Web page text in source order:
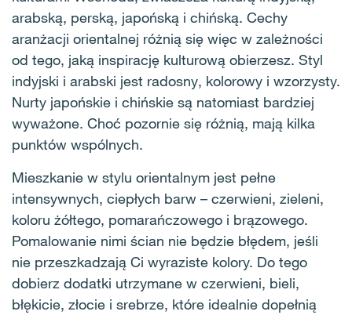
arabską, perską, japońską i chińską. Cechy
aranżacji orientalnej różnią się więc w zależności
od tego, jaką inspirację kulturową obierzesz. Styl
indyjski i arabski jest radosny, kolorowy i wzorzysty.
Nurty japońskie i chińskie są natomiast bardziej
wyważone. Choć pozornie się różnią, mają kilka
punktów wspólnych.
Mieszkanie w stylu orientalnym jest pełne
intensywnych, ciepłych barw – czerwieni, zieleni,
koloru żółtego, pomarańczowego i brązowego.
Pomalowanie nimi ścian nie będzie błędem, jeśli
nie przeszkadzają Ci wyraziste kolory. Do tego
dobierz dodatki utrzymane w czerwieni, bieli,
błękicie, złocie i srebrze, które idealnie dopełnią